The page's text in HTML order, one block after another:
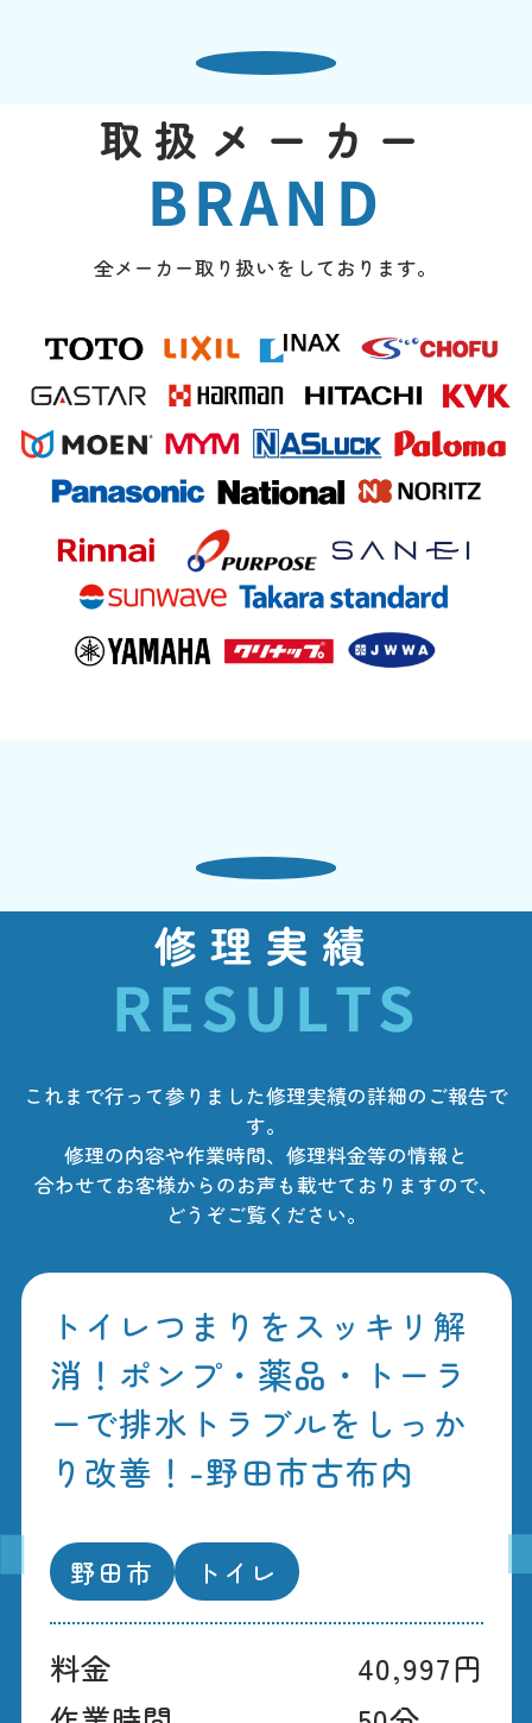
取扱メーカー
BRAND
全メーカー取り扱いをしております。
修理実績
RESULTS
これまで行って参りました修理実績の詳細のご報告で
す。
修理の内容や作業時間、修理料金等の情報と
合わせてお客様からのお声も載せておりますので、
どうぞご覧ください。
トイレつまりをスッキリ解
消！ポンプ・薬品・トーラ
ーで排水トラブルをしっか
り改善！-野田市古布内
野田市 トイレ
料金
40,997円